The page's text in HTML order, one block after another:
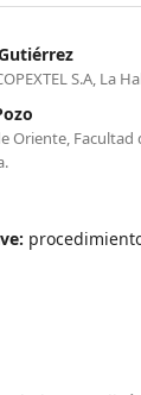
S.A, La
Oriente, Facultad